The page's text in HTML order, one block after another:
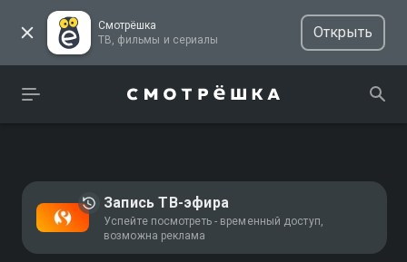
Смотрёшка
ТВ, фильмы и сериалы
Открыть
Запись ТВ-эфира
Успейте посмотреть - временный доступ,
возможна реклама